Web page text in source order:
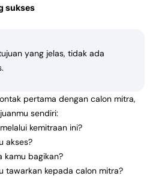
sukses
yang jelas, tidak ada
pertama dengan calon mitra,
sendiri:
kemitraan ini?
akses?
kamu bagikan?
tawarkan kepada calon mitra?